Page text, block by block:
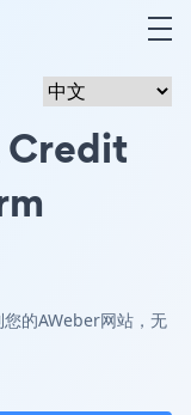
Credit
的AWeber网站，无